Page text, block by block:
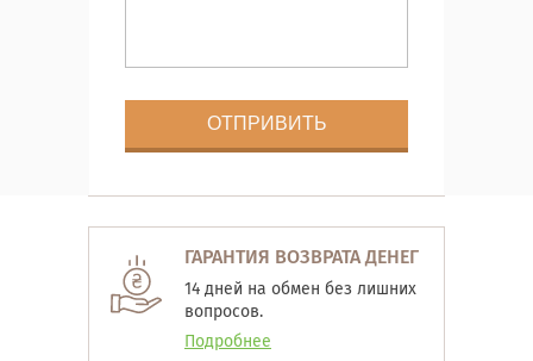
ГАРАНТИЯ ВОЗВРАТА ДЕНЕГ
14 дней на обмен без лишних
вопросов.
Подробнее